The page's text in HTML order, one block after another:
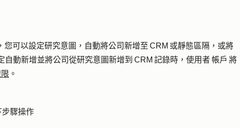
，您可以設定研究意圖，自動將公司新增至 CRM 或靜態區隔，或將
自動新增並將公司從研究意圖新增到 CRM 記錄時，使用者 帳戶 將
。
步驟操作